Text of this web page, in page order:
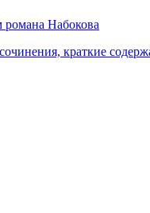
романа Набокова
краткие